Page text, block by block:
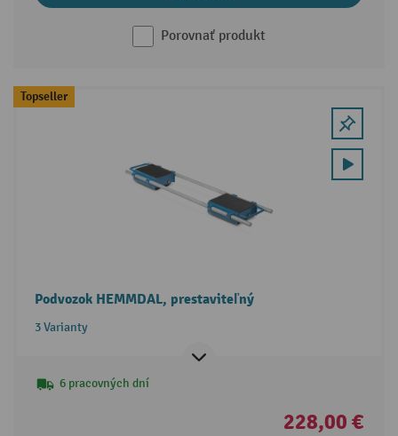
Porovnať produkt
Topseller
Podvozok HEMMDAL, prestaviteľný
3 Varianty
6 pracovných dní
228,00 €